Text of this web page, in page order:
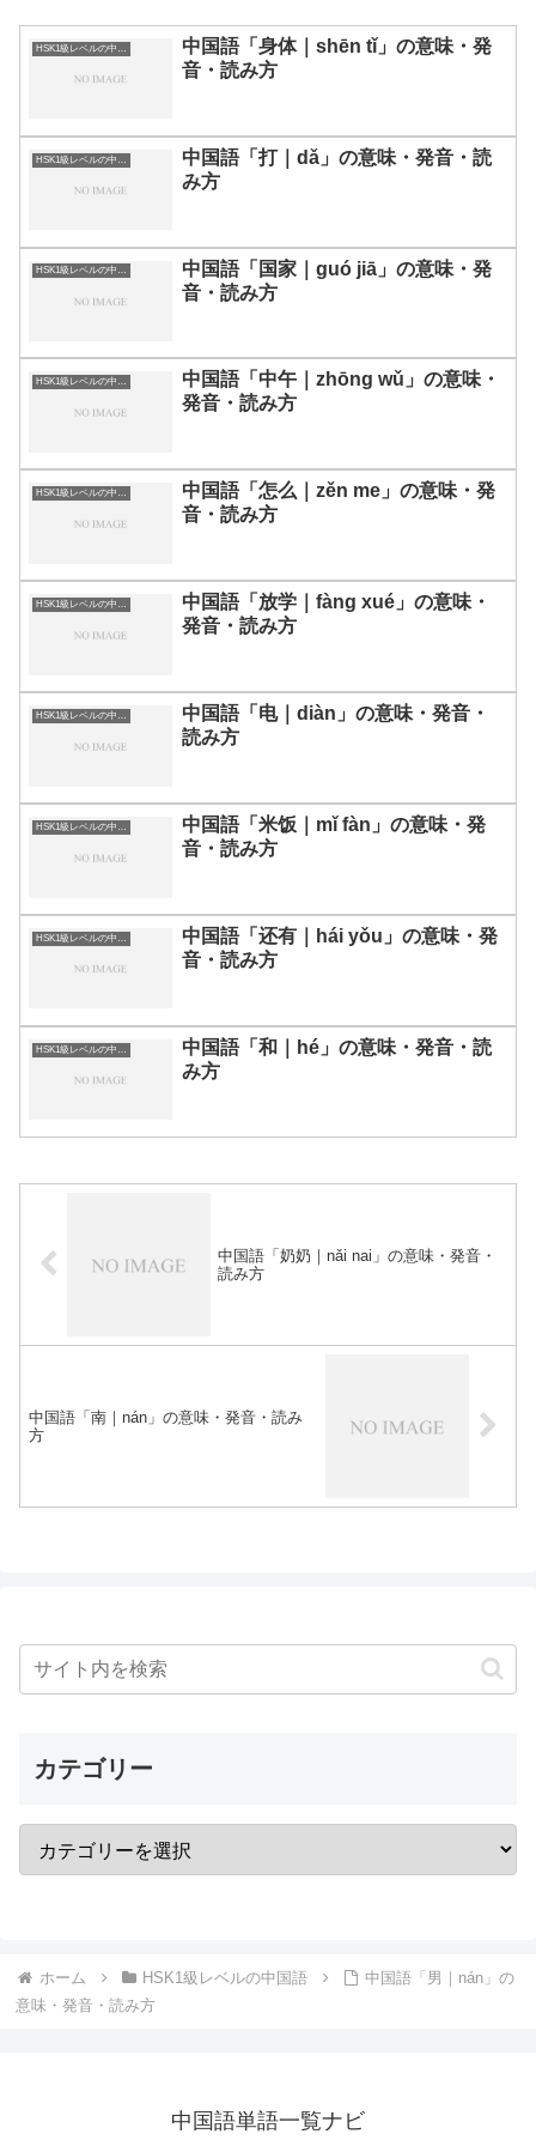
中国語「身体｜shēn tǐ」の意味・発
音・読み方
中国語「打｜dǎ」の意味・発音・読
み方
HSK1級レベルの中国語
中国語「国家｜guó jiā」の意味・発
音・読み方
HSK1級レベルの中国語
中国語「中午｜zhōng wǔ」の意味・
発音・読み方
HSK1級レベルの中国語
中国語「怎么｜zěn me」の意味・発
音・読み方
HSK1級レベルの中国語
中国語「放学｜fàng xué」の意味・
発音・読み方
HSK1級レベルの中国語
中国語「电｜diàn」の意味・発音・
読み方
HSK1級レベルの中国語
中国語「米饭｜mǐ fàn」の意味・発
音・読み方
中国語「还有｜hái yǒu」の意味・発
音・読み方
中国語「和｜hé」の意味・発音・読
み方
中国語「奶奶｜nǎi nai」の意味・発音・
読み方
中国語「南｜nán」の意味・発音・読み
方
カテゴリー
ホーム HSK1級レベルの中国語
中国語「男｜nán」の
意味・発音・読み方
中国語単語一覧ナビ